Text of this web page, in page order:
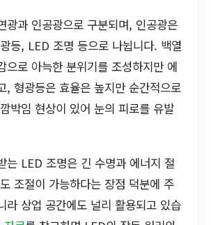
광과 인공광으로 구분되며, 인공광은
등, LED 조명 등으로 나뉩니다. 백열
으로 아늑한 분위기를 조성하지만 에
, 형광등은 효율은 높지만 순간적으로
박임 현상이 있어 눈의 피로를 유발
는 LED 조명은 긴 수명과 에너지 절
조절이 가능하다는 장점 덕분에 주
라 상업 공간에도 널리 활용되고 있습